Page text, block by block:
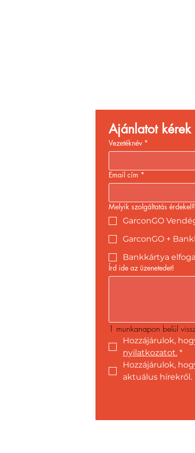
Ajánlatot
Vezetéknév *
Email cím *
Melyik szolgáltatás érdekel?
GarconGO
GarconGO +
Bankkártya
Írd ide az üzenetedet!
1 munkanapon belül
Hozzájárulok,
nyilatkozatot. *
Hozzájárulok,
aktuálus hírekről.